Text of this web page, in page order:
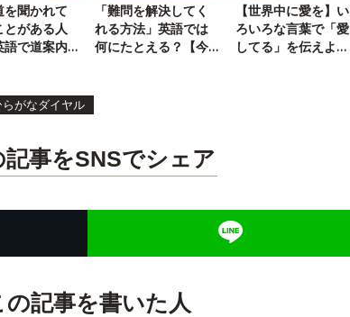
を聞かれて
とがある人
語で道案内
「難問を解決してく
れる方法」英語では
何にたとえる？【今
【世界中に愛を】い
ろいろな言葉で「愛
してる」を伝えよ
らがなダイヤル
記事をSNSでシェア
の記事を書いた人